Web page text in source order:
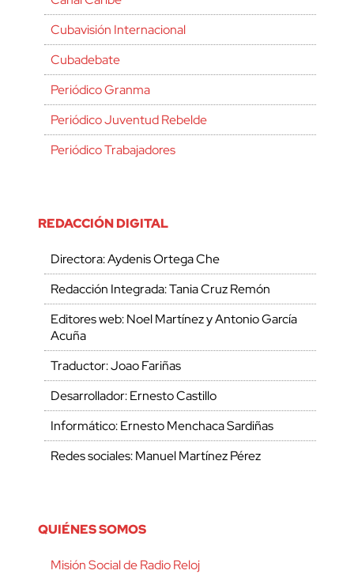
Cubavisión Internacional
Cubadebate
Periódico Granma
Periódico Juventud Rebelde
Periódico Trabajadores
REDACCIÓN DIGITAL
Directora: Aydenis Ortega Che
Redacción Integrada: Tania Cruz Remón
Editores web: Noel Martínez y Antonio García
Acuña
Traductor: Joao Fariñas
Desarrollador: Ernesto Castillo
Informático: Ernesto Menchaca Sardiñas
Redes sociales: Manuel Martínez Pérez
QUIÉNES SOMOS
Misión Social de Radio Reloj